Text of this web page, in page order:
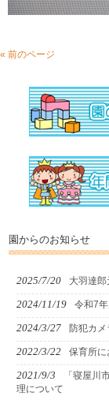
« 前のページ
園からのお知らせ
2025/7/20 大羽達
2024/11/19 令和7
2024/3/27 防犯カメ
2022/3/22 保育所
2021/9/3
「寝屋川
理について